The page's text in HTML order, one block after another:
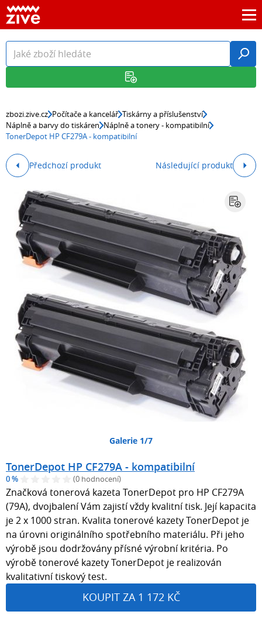
zbozi.zive.cz Počítače a kancelář Tiskárny a příslušenství
Náplně a barvy do tiskáren Náplně a tonery - kompatibilní
TonerDepot HP CF279A - kompatibilní
Předchozí produkt Následující produkt
Galerie 1/7
TonerDepot HP CF279A - kompatibilní
0 % (0 hodnocení)
Značková tonerová kazeta TonerDepot pro HP CF279A
(79A), dvojbalení Vám zajistí vždy kvalitní tisk. Její kapacita
je 2 x 1000 stran. Kvalita tonerové kazety TonerDepot je
na úrovni originálního spotřebního materiálu. Při jeho
výrobě jsou dodržovány přísné výrobní kritéria. Po
výrobě tonerové kazety TonerDepot je realizován
kvalitativní tiskový test.
KOUPIT ZA 1 172 KČ